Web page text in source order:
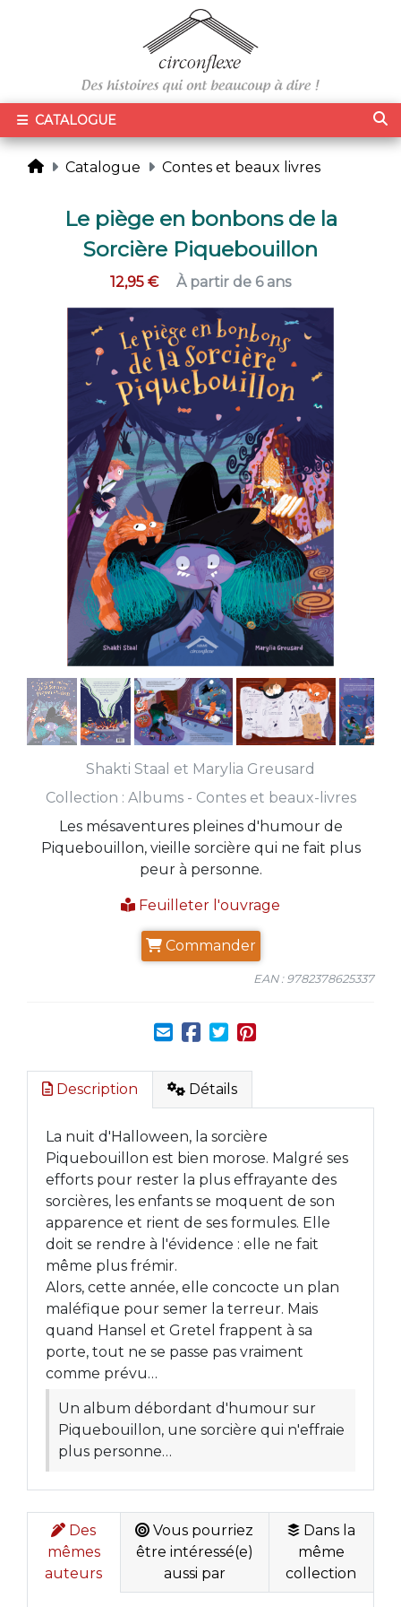
CATALOGUE
Catalogue Contes et beaux livres
Le piège en bonbons de la
Sorcière Piquebouillon
12,95 € À partir de 6 ans
Shakti Staal et Marylia Greusard
Collection : Albums - Contes et beaux-livres
Les mésaventures pleines d'humour de
Piquebouillon, vieille sorcière qui ne fait plus
peur à personne.
Feuilleter l'ouvrage
Commander
EAN : 9782378625337
Description Détails
La nuit d'Halloween, la sorcière
Piquebouillon est bien morose. Malgré ses
efforts pour rester la plus effrayante des
sorcières, les enfants se moquent de son
apparence et rient de ses formules. Elle
doit se rendre à l'évidence : elle ne fait
même plus frémir.
Alors, cette année, elle concocte un plan
maléfique pour semer la terreur. Mais
quand Hansel et Gretel frappent à sa
porte, tout ne se passe pas vraiment
comme prévu…
Un album débordant d'humour sur
Piquebouillon, une sorcière qui n'effraie
plus personne…
Des
mêmes
auteurs
Vous pourriez
être intéressé(e)
aussi par
Dans la
même
collection